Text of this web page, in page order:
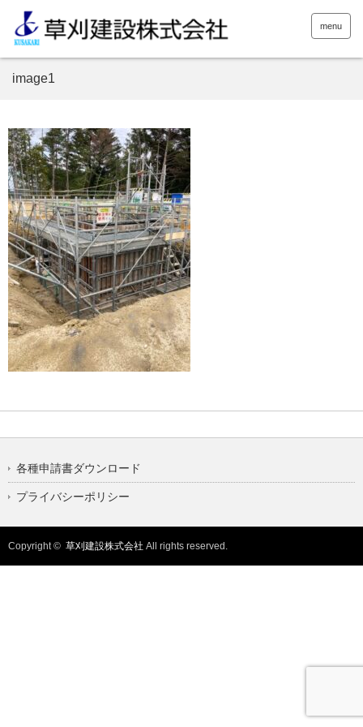
menu
image1
各種申請書ダウンロード
プライバシーポリシー
Copyright © 草刈建設株式会社 All rights reserved.